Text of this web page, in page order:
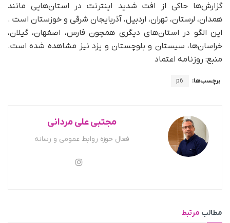
گزارش‌ها حاکی از افت شدید اینترنت در استان‌هایی مانند
همدان، لرستان، تهران، اردبیل، آذربایجان شرقی و خوزستان است .
این الگو در استان‌های دیگری همچون فارس، اصفهان، گیلان،
خراسان‌ها، سیستان و بلوچستان و یزد نیز مشاهده شده است.
منبع: روزنامه اعتماد
برچسب‌ها: p6
مجتبی علی مردانی
فعال حوزه روابط عمومی و رسانه
مطالب مرتبط